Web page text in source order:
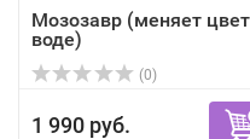
Мозозавр (меняет
воде)
(0)
1 990 руб.